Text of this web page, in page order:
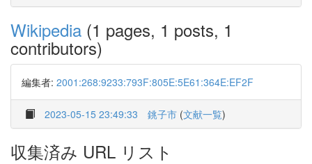
Wikipedia (1 pages, 1 posts, 1
contributors)
編集者: 2001:268:9233:793F:805E:5E61:364E:EF2F
2023-05-15 23:49:33 銚子市 (文献一覧)
収集済み URL リスト